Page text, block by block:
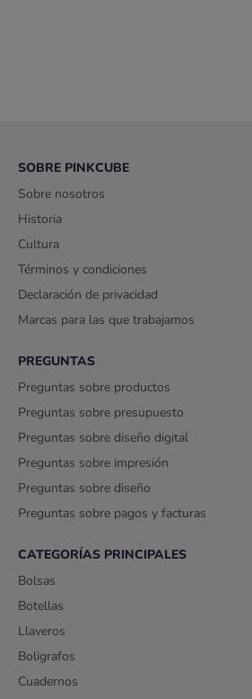
SOBRE PINKCUBE
Sobre nosotros
Historia
Cultura
Términos y condiciones
Declaración de privacidad
Marcas para las que trabajamos
PREGUNTAS
Preguntas sobre productos
Preguntas sobre presupuesto
Preguntas sobre diseño digital
Preguntas sobre impresión
Preguntas sobre diseño
Preguntas sobre pagos y facturas
CATEGORÍAS PRINCIPALES
Bolsas
Botellas
Llaveros
Boligrafos
Cuadernos